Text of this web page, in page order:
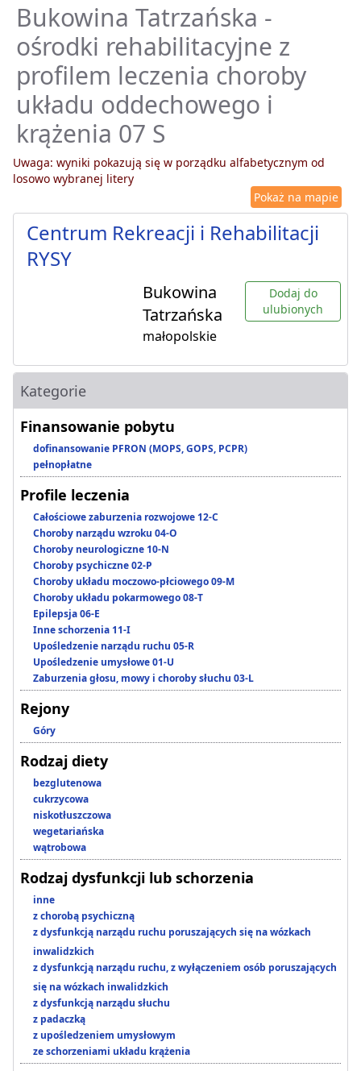
Bukowina Tatrzańska -
ośrodki rehabilitacyjne z
profilem leczenia choroby
układu oddechowego i
krążenia 07 S
Uwaga: wyniki pokazują się w porządku alfabetycznym od
losowo wybranej litery
Pokaż na mapie
Centrum Rekreacji i Rehabilitacji
RYSY
Bukowina
Tatrzańska
małopolskie
Dodaj do
ulubionych
Kategorie
Finansowanie pobytu
dofinansowanie PFRON (MOPS, GOPS, PCPR)
pełnopłatne
Profile leczenia
Całościowe zaburzenia rozwojowe 12-C
Choroby narządu wzroku 04-O
Choroby neurologiczne 10-N
Choroby psychiczne 02-P
Choroby układu moczowo-płciowego 09-M
Choroby układu pokarmowego 08-T
Epilepsja 06-E
Inne schorzenia 11-I
Upośledzenie narządu ruchu 05-R
Upośledzenie umysłowe 01-U
Zaburzenia głosu, mowy i choroby słuchu 03-L
Rejony
Góry
Rodzaj diety
bezglutenowa
cukrzycowa
niskotłuszczowa
wegetariańska
wątrobowa
Rodzaj dysfunkcji lub schorzenia
inne
z chorobą psychiczną
z dysfunkcją narządu ruchu poruszających się na wózkach
inwalidzkich
z dysfunkcją narządu ruchu, z wyłączeniem osób poruszających
się na wózkach inwalidzkich
z dysfunkcją narządu słuchu
z padaczką
z upośledzeniem umysłowym
ze schorzeniami układu krążenia